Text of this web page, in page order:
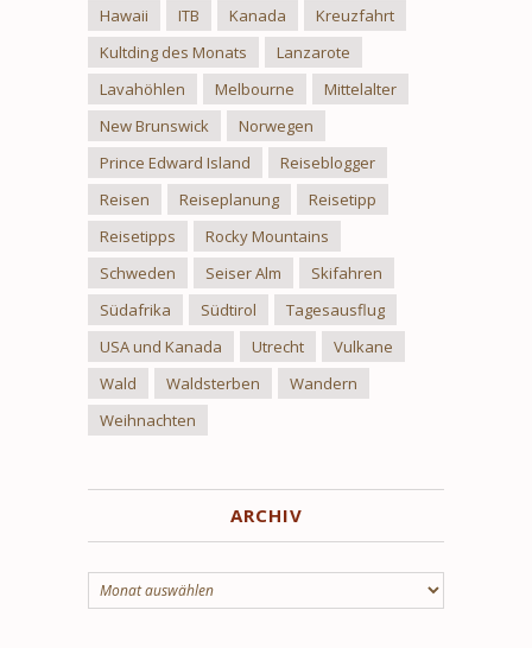
Hawaii
ITB Kanada
Kreuzfahrt
Kultding des Monats
Lanzarote
Lavahöhlen
Melbourne
Mittelalter
New Brunswick
Norwegen
Prince Edward Island
Reiseblogger
Reisen
Reiseplanung
Reisetipp
Reisetipps
Rocky Mountains
Schweden
Seiser Alm
Skifahren
Südafrika
Südtirol
Tagesausflug
USA und Kanada
Utrecht
Vulkane
Wald
Waldsterben
Wandern
Weihnachten
ARCHIV
Archiv